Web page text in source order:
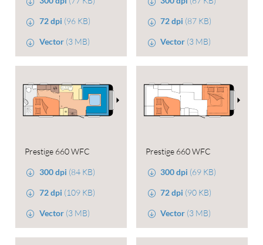
72 dpi (96 KB)
Vector (3 MB)
72 dpi (87 KB)
Vector (3 MB)
Prestige 660 WFC
300 dpi (84 KB)
72 dpi (109 KB)
Vector (3 MB)
Prestige 660 WFC
300 dpi (69 KB)
72 dpi (90 KB)
Vector (3 MB)